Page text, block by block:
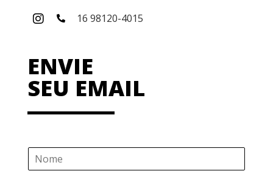
16 98120-4015
ENVIE
SEU EMAIL
N